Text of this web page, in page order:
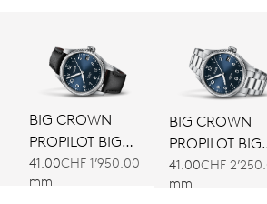
BIG CROWN
PROPILOT BIG
DATE
41.00
mm
CHF 1’950.00
BIG CROWN
PROPILOT BIG
DATE
41.00
mm
CHF